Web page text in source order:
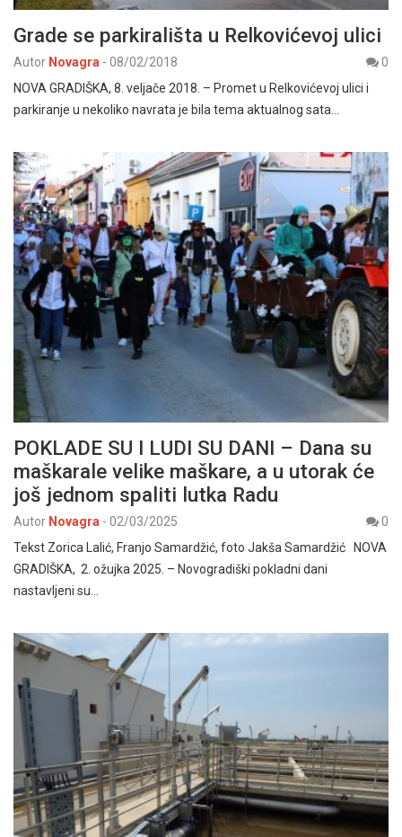
Grade se parkirališta u Relkovićevoj ulici
Autor Novagra - 08/02/2018
0
NOVA GRADIŠKA, 8. veljače 2018. – Promet u Relkovićevoj ulici i
parkiranje u nekoliko navrata je bila tema aktualnog sata…
POKLADE SU I LUDI SU DANI – Dana su
maškarale velike maškare, a u utorak će
još jednom spaliti lutka Radu
Autor Novagra - 02/03/2025
0
Tekst Zorica Lalić, Franjo Samardžić, foto Jakša Samardžić NOVA
GRADIŠKA, 2. ožujka 2025. – Novogradiški pokladni dani
nastavljeni su…